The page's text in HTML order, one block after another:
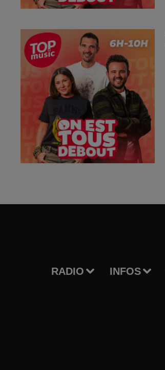
RADIO INFOS